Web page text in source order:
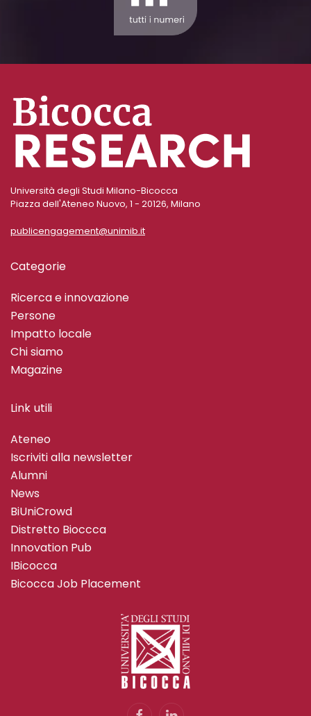
Università degli Studi Milano-Bicocca
Piazza dell'Ateneo Nuovo, 1 - 20126, Milano
publicengagement@unimib.it
Categorie
Ricerca e innovazione
Persone
Impatto locale
Chi siamo
Magazine
Link utili
Ateneo
Iscriviti alla newsletter
Alumni
News
BiUniCrowd
Distretto Bioccca
Innovation Pub
IBicocca
Bicocca Job Placement